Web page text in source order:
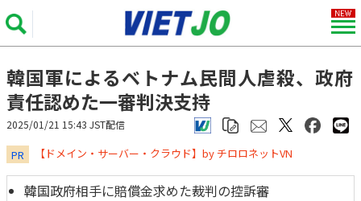
韓国軍によるベトナム民間人虐殺、政府
責任認めた一審判決支持
2025/01/21 15:43 JST配信
PR ​​​​​​​【ドメイン・サーバー・クラウド】by チロロネットVN
韓国政府相手に賠償金求めた裁判の控訴審